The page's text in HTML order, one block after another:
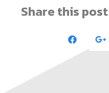
Share this